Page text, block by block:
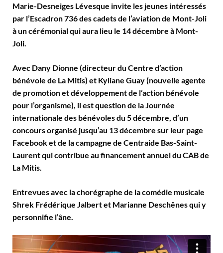
Marie-Desneiges Lévesque invite les jeunes intéressés
par l’Escadron 736 des cadets de l’aviation de Mont-Joli
à un cérémonial qui aura lieu le 14 décembre à Mont-
Joli.
Avec Dany Dionne (directeur du Centre d’action
bénévole de La Mitis) et Kyliane Guay (nouvelle agente
de promotion et développement de l’action bénévole
pour l’organisme), il est question de la Journée
internationale des bénévoles du 5 décembre, d’un
concours organisé jusqu’au 13 décembre sur leur page
Facebook et de la campagne de Centraide Bas-Saint-
Laurent qui contribue au financement annuel du CAB de
La Mitis.
Entrevues avec la chorégraphe de la comédie musicale
Shrek Frédérique Jalbert et Marianne Deschênes qui y
personnifie l’âne.